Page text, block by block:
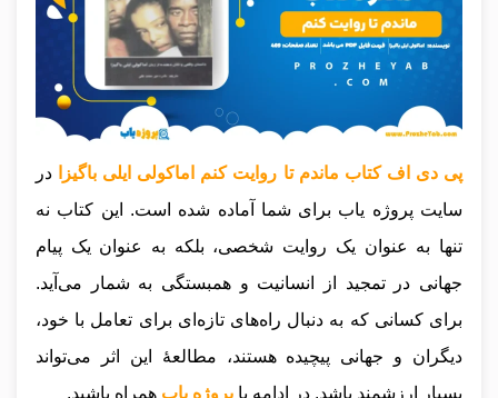
پی دی اف کتاب ماندم تا روایت کنم اماکولی ایلی باگیزا در
سایت پروژه یاب برای شما آماده شده است. این کتاب نه
تنها به عنوان یک روایت شخصی، بلکه به عنوان یک پیام
جهانی در تمجید از انسانیت و همبستگی به شمار می‌آید.
برای کسانی که به دنبال راه‌های تازه‌ای برای تعامل با خود،
دیگران و جهانی پیچیده هستند، مطالعهٔ این اثر می‌تواند
بسیار ارزشمند باشد. در ادامه با پروژه یاب همراه باشید.